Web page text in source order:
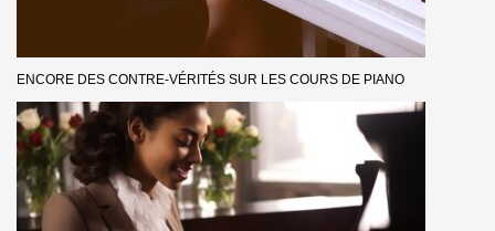
ENCORE DES CONTRE-VÉRITÉS SUR LES COURS DE PIANO